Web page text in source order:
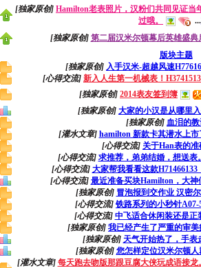
[独家原创] Hamilton老表照片，汉粉们共同见证当
过哦。
...
[独家原创] 第二届汉米尔顿幕后英雄盛
版块主题
[独家原创] 入手汉米-超越风速
[心得交流] 新入人生第一机械表！
[独家原创] 2014表友签到簿
[独家原创] 大家的小汉是从哪里
[独家原创] 血泪的教
[灌水文章] hamilton 新款卡其潜水上
[心得交流] 关于Han表的
[心得交流] 求推荐，弟弟结婚，想送表
[心得交流] 大家帮我看看这款H71466133
[心得交流] 最近准备买块Hamilton，大神
[独家原创] 冒泡报到交作业 汉密
[心得交流] 铁路系列的小秒针
[心得交流] 中飞适合休闲装还是正
[独家原创] 我已经产生了严重的审美
[独家原创] 天气开始热了，手表
[独家原创] 您怎样定位汉米尔顿人
[灌水文章] 每天跑去吻版那跟豆腐大侠玩成语接